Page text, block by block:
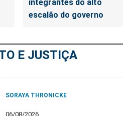
integrantes do alto
escalão do governo
E JUSTIÇA
SORAYA THRONICKE
06/08/2026